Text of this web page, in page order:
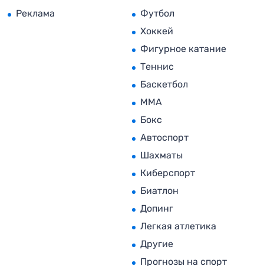
Реклама
Футбол
Хоккей
Фигурное катание
Теннис
Баскетбол
MMA
Бокс
Автоспорт
Шахматы
Киберспорт
Биатлон
Допинг
Легкая атлетика
Другие
Прогнозы на спорт